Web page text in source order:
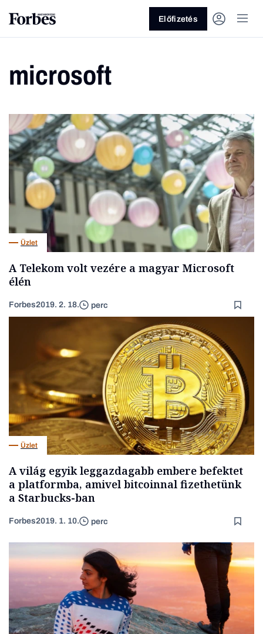
Vagy fedezze fel a következő
témákat
Üzlet Pénz Zöld Legyél jobb!
Előfizetés
microsoft
Üzlet
A Telekom volt vezére a magyar Microsoft
élén
Forbes2019. 2. 18. perc
Üzlet
A világ egyik leggazdagabb embere befektet
a platformba, amivel bitcoinnal fizethetünk
a Starbucks-ban
Forbes2019. 1. 10. perc